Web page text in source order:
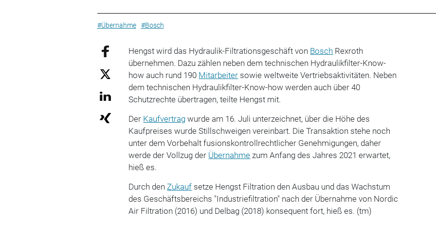
#Übernahme #Bosch
Hengst wird das Hydraulik-Filtrationsgeschäft von Bosch Rexroth
übernehmen. Dazu zählen neben dem technischen Hydraulikfilter-Know-
how auch rund 190 Mitarbeiter sowie weltweite Vertriebsaktivitäten. Neben
dem technischen Hydraulikfilter-Know-how werden auch über 40
Schutzrechte übertragen, teilte Hengst mit.
Der Kaufvertrag wurde am 16. Juli unterzeichnet, über die Höhe des
Kaufpreises wurde Stillschweigen vereinbart. Die Transaktion stehe noch
unter dem Vorbehalt fusionskontrollrechtlicher Genehmigungen, daher
werde der Vollzug der Übernahme zum Anfang des Jahres 2021 erwartet,
hieß es.
Durch den Zukauf setze Hengst Filtration den Ausbau und das Wachstum
des Geschäftsbereichs "Industriefiltration" nach der Übernahme von Nordic
Air Filtration (2016) und Delbag (2018) konsequent fort, hieß es. (tm)